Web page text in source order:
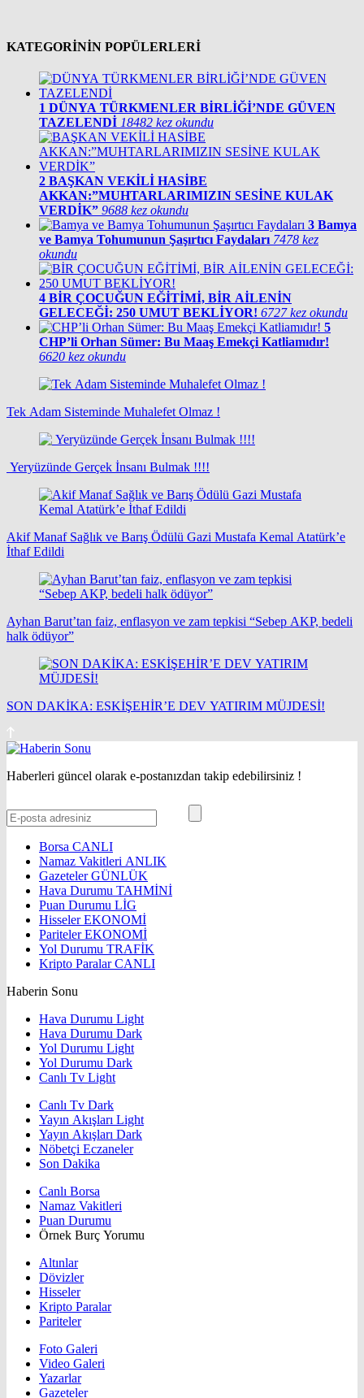
KATEGORİNİN POPÜLERLERİ
1 DÜNYA TÜRKMENLER BİRLİĞİ’NDE GÜVEN
TAZELENDİ 18482 kez okundu
2 BAŞKAN VEKİLİ HASİBE
AKKAN:”MUHTARLARIMIZIN SESİNE KULAK
VERDİK” 9688 kez okundu
3 Bamya
ve Bamya Tohumunun Şaşırtıcı Faydaları 7478 kez
okundu
4 BİR ÇOCUĞUN EĞİTİMİ, BİR AİLENİN
GELECEĞİ: 250 UMUT BEKLİYOR! 6727 kez okundu
5
CHP’li Orhan Sümer: Bu Maaş Emekçi Katliamıdır!
6620 kez okundu
Tek Adam Sisteminde Muhalefet Olmaz !
Yeryüzünde Gerçek İnsanı Bulmak !!!!
Akif Manaf Sağlık ve Barış Ödülü Gazi Mustafa Kemal Atatürk’e
İthaf Edildi
Ayhan Barut’tan faiz, enflasyon ve zam tepkisi “Sebep AKP, bedeli
halk ödüyor”
SON DAKİKA: ESKİŞEHİR’E DEV YATIRIM MÜJDESİ!
Haberleri güncel olarak e-postanızdan takip edebilirsiniz !
Borsa CANLI
Namaz Vakitleri ANLIK
GazetelerGÜNLÜK
Hava Durumu TAHMİNİ
Puan Durumu LİG
HisselerEKONOMİ
ParitelerEKONOMİ
Yol Durumu TRAFİK
Kripto ParalarCANLI
Haberin Sonu
Hava Durumu Light
Hava Durumu Dark
Yol Durumu Light
Yol Durumu Dark
Canlı Tv Light
Canlı Tv Dark
Yayın Akışları Light
Yayın Akışları Dark
Nöbetçi Eczaneler
Son Dakika
Canlı Borsa
Namaz Vakitleri
Puan Durumu
Örnek Burç Yorumu
Altınlar
Dövizler
Hisseler
Kripto Paralar
Pariteler
Foto Galeri
Video Galeri
Yazarlar
Gazeteler